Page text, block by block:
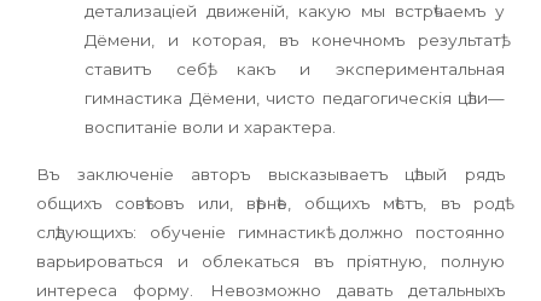
детализаціей движеній, какую мы встрѣчаемъ у
Дёмени, и которая, въ конечномъ результатѣ,
ставитъ себѣ, какъ и экспериментальная
гимнастика Дёмени, чисто педагогическія цѣли—
воспитаніе воли и характера.
Въ заключеніе авторъ высказываетъ цѣлый рядъ
общихъ совѣтовъ или, вѣрнѣе, общихъ мѣстъ, въ родѣ
слѣдующихъ: обученіе гимнастикѣ должно постоянно
варьироваться и облекаться въ пріятную, полную
интереса форму. Невозможно давать детальныхъ